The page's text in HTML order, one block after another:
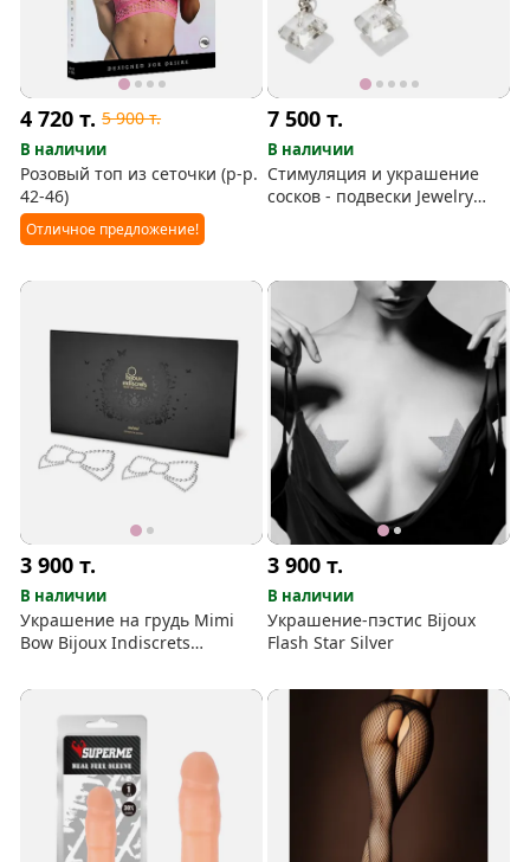
4 720т. 5 900т.
В наличии
Розовый топ из сеточки (р-р.
42-46)
Отличное предложение!
7 500т.
В наличии
Стимуляция и украшение
сосков - подвески Jewelry
3 900т.
В наличии
Украшение на грудь Mimi
Bow Bijoux Indiscrets
3 900т.
В наличии
Украшение-пэстис Bijoux
Flash Star Silver